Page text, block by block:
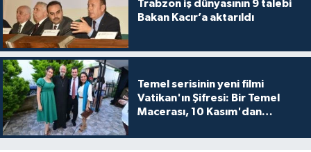
Trabzon iş dünyasının 9 talebi
Bakan Kacır’a aktarıldı
Temel serisinin yeni filmi
Vatikan'ın Şifresi: Bir Temel
Macerası, 10 Kasım'dan
buluşuyo